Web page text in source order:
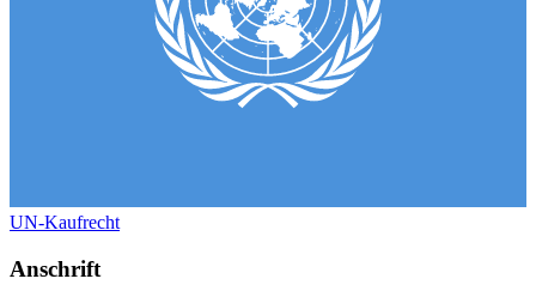
UN-Kaufrecht
Anschrift